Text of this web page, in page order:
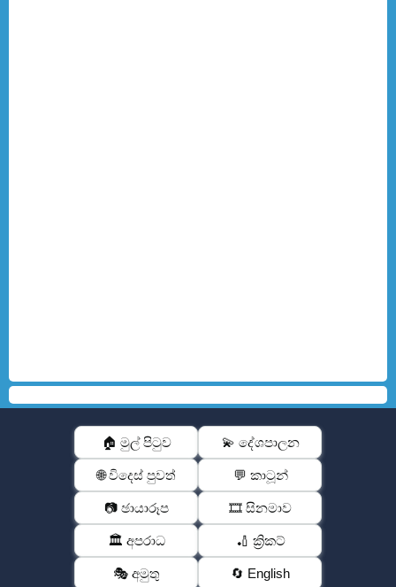
🏠 මුල් පිටුව 💫 දේශපාලන
🌐 විදෙස් පුවත් 💬 කාටූන්
📷 ඡායාරූප 🎞️ සිනමාව
🏛️ අපරාධ 🏏 ක්‍රිකට්
🎭 අමුතු 🔄 English